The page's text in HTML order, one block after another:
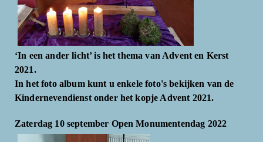
‘In een ander licht’ is het thema van Advent en Kerst
2021.
In het foto album kunt u enkele foto's bekijken van de
Kindernevendienst onder het kopje Advent 2021.
Zaterdag 10 september Open Monumentendag 2022